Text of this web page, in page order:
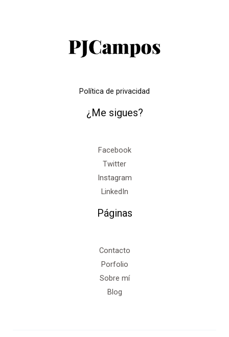
Política de privacidad
¿Me sigues?
Facebook
Twitter
Instagram
LinkedIn
Páginas
Contacto
Porfolio
Sobre mí
Blog